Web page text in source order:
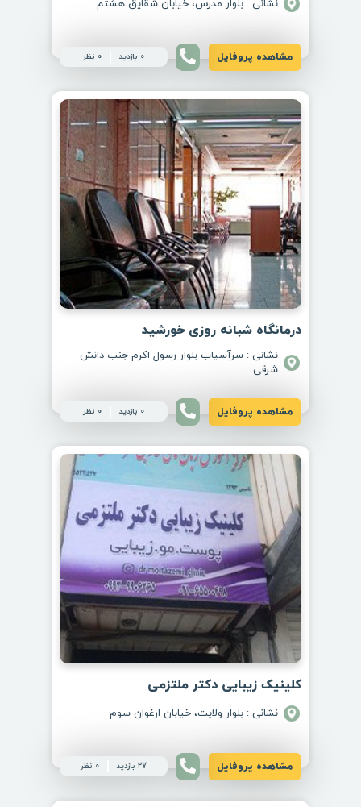
نشانی : بلوار مدرس، خیابان شقایق هشتم
مشاهده پروفایل 0 بازدید 0 نظر
درمانگاه شبانه روزی خورشید
نشانی : سرآسیاب بلوار رسول اکرم جنب دانش
شرقی
مشاهده پروفایل 0 بازدید 0 نظر
کلینیک زیبایی دکتر ملتزمی
نشانی : بلوار ولایت، خیابان ارغوان سوم
مشاهده پروفایل 27 بازدید 0 نظر